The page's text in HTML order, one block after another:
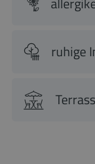
ruhige